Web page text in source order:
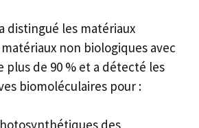
distingué les matériaux
non biologiques avec
plus de 90 % et a détecté les
biomoléculaires pour :
des